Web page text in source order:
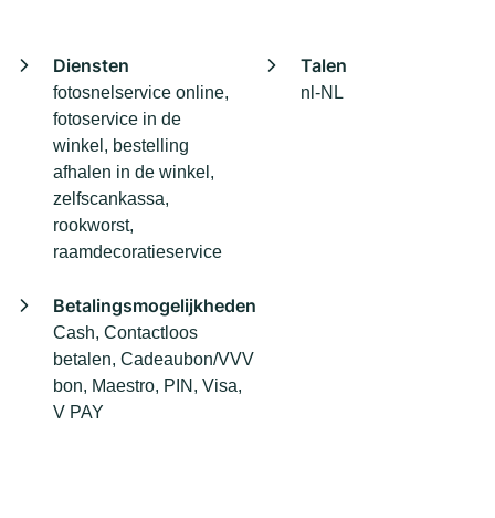
Diensten
fotosnelservice online,
fotoservice in de
winkel, bestelling
afhalen in de winkel,
zelfscankassa,
rookworst,
raamdecoratieservice
Talen
nl-NL
Betalingsmogelijkheden
Cash, Contactloos
betalen, Cadeaubon/VVV
bon, Maestro, PIN, Visa,
V PAY